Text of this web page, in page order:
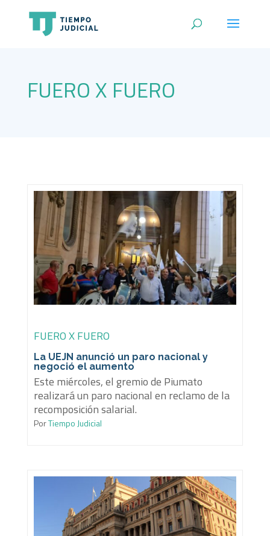
FUERO X FUERO
FUERO X FUERO
La UEJN anunció un paro nacional y
negoció el aumento
Este miércoles, el gremio de Piumato
realizará un paro nacional en reclamo de la
recomposición salarial.
PorTiempo Judicial